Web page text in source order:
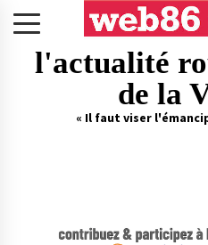
l'actualité
de la
« Il faut viser